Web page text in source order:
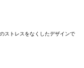
ストレスをなくしたデザインで